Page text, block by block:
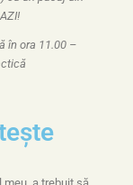
în ora 11.00 –